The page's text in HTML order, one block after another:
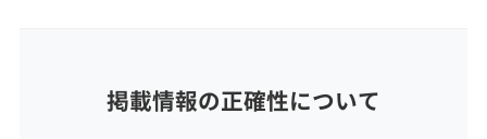
北海道野付郡別海町
掲載情報の正確性について